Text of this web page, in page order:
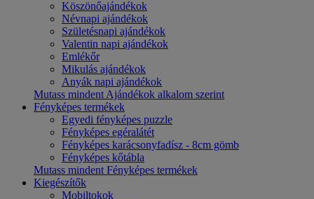
Köszönőajándékok
Névnapi ajándékok
Születésnapi ajándékok
Valentin napi ajándékok
Emlékőr
Mikulás ajándékok
Anyák napi ajándékok
Mutass mindent Ajándékok alkalom szerint
Fényképes termékek
Egyedi fényképes puzzle
Fényképes egéralátét
Fényképes karácsonyfadísz - 8cm gömb
Fényképes kőtábla
Mutass mindent Fényképes termékek
Kiegészítők
Mobiltokok